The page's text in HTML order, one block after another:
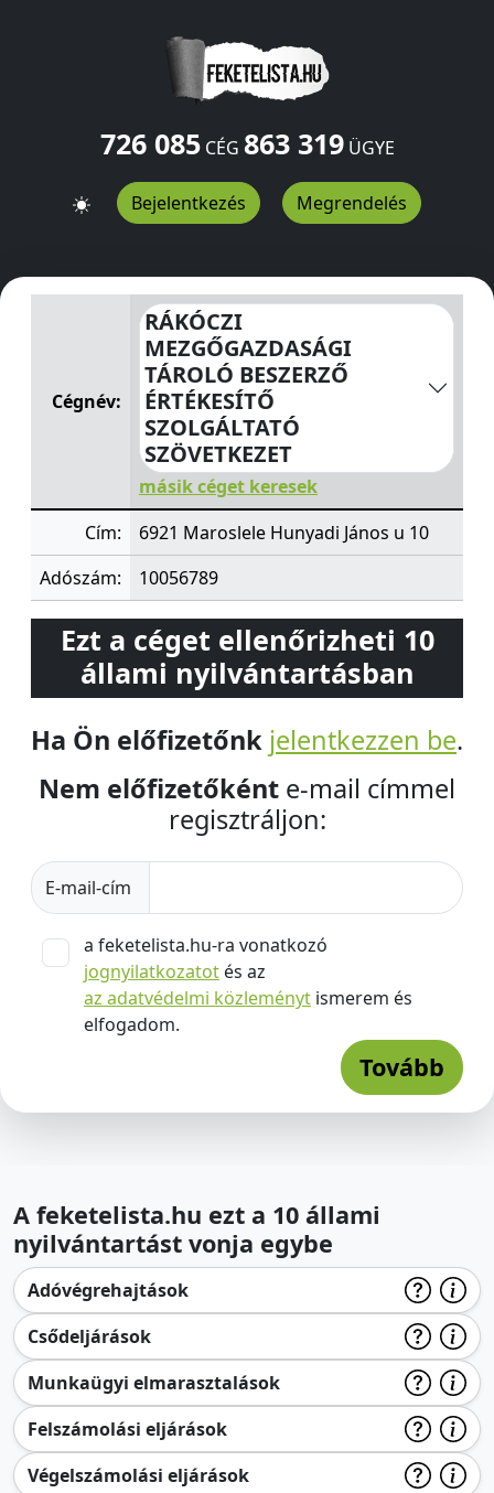
726 085CÉG 863 319ÜGYE
Bejelentkezés Megrendelés
RÁKÓCZI MEZGŐGAZDASÁGI TÁROLÓ BESZERZŐ
Cégnév:
RÁKÓCZI
MEZGŐGAZDASÁGI
TÁROLÓ BESZERZŐ
ÉRTÉKESÍTŐ
SZOLGÁLTATÓ
SZÖVETKEZET
másik céget keresek
Cím:
6921 Maroslele Hunyadi János u 10
Adószám:
10056789
Ezt a céget ellenőrizheti 10
állami nyilvántartásban
Ha Ön előfizetőnk jelentkezzen be.
Nem előfizetőként e-mail címmel
regisztráljon:
E-mail-cím
a feketelista.hu-ra vonatkozó
jognyilatkozatot és az
az adatvédelmi közleményt ismerem és
elfogadom.
Tovább
A feketelista.hu ezt a 10 állami
nyilvántartást vonja egybe
Adóvégrehajtások
Csődeljárások
Munkaügyi elmarasztalások
Felszámolási eljárások
Végelszámolási eljárások